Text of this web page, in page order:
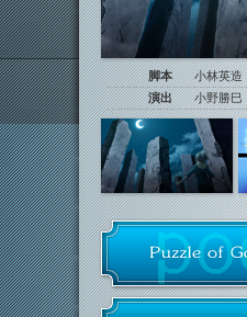
脚本
小林英造
演出
小野勝巳